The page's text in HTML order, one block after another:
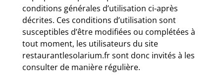
conditions générales d’utilisation ci-après
décrites. Ces conditions d’utilisation sont
susceptibles d’être modifiées ou complétées à
tout moment, les utilisateurs du site
restaurantlesolarium.fr sont donc invités à les
consulter de manière régulière.